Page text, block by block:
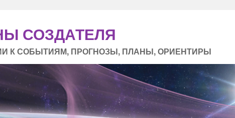
СОЗДАТЕЛЯ
К СОБЫТИЯМ, ПРОГНОЗЫ, ПЛАНЫ, ОРИЕНТИРЫ